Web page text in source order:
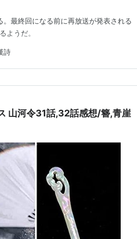
最終回になる前に再放送が発表される
ようだ。
詩
山河令31話,32話感想/簪,青崖